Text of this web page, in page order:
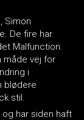
Simon
De fire har
Malfunction.
måde vej for
i
blødere
stil.
har siden haft